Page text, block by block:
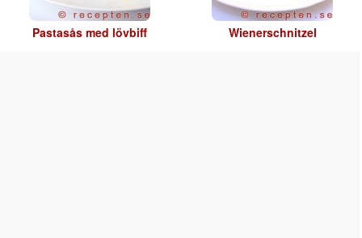
Pastasås med lövbiff Wienerschnitzel